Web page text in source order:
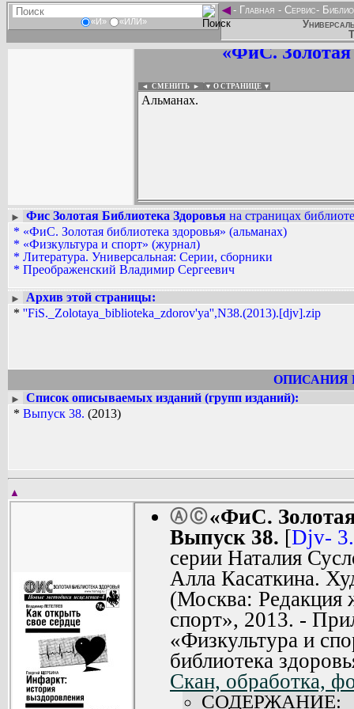
«И» «ИЛИ»
◄- Главная - Сервис-
«ФиС. Золотая
◄ СМЕНИТЬ ► ▼ О СТРАНИЦЕ ▼
Альманах.
Вадим Ершов...
...
СПИСОК НЕКОТОРЫХ
► Фис Золотая Библиотека Здоровья на страницах
* «ФиС. Золотая библиотека здоровья» (альманах)
* «Физкультура и спорт» (журнал)
* Литература. Универсальная: Серии, сборники
* Преображенский Владимир Сергеевич
►
Архив этой страницы:
* ''FiS._Zolotaya_biblioteka_zdorov'ya'',N38.(2013).[djv].zip
ОПИСАНИЯ
►
Список описываемых изданий (групп изданий):
* Выпуск 38. (2013)
▲
ⒶⒸ«ФиС.
Выпуск 38. [Djv-
серии Наталия
Алла Касаткина.
(Москва: Редакция
спорт», 2013. -
«Физкультура и
библиотека
Скан, обработка,
СОДЕРЖАНИЕ: